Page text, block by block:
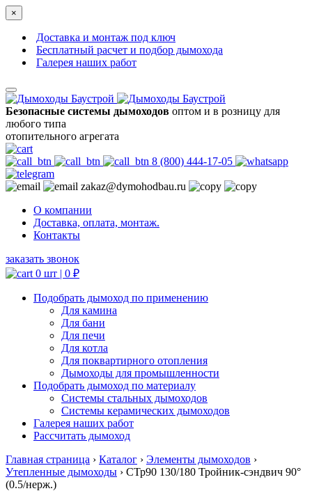
×
Доставка и монтаж под ключ
Бесплатный расчет и подбор дымохода
Галерея наших работ
Безопасные системы дымоходов оптом и в розницу для
любого типа
отопительного агрегата
8 (800) 444-17-05
zakaz@dymohodbau.ru
О компании
Доставка, оплата, монтаж.
Контакты
заказать звонок
0 шт | 0 ₽
Подобрать дымоход по применению
Для камина
Для бани
Для печи
Для котла
Для поквартирного отопления
Дымоходы для промышленности
Подобрать дымоход по материалу
Системы стальных дымоходов
Системы керамических дымоходов
Галерея наших работ
Рассчитать дымоход
Главная страница › Каталог › Элементы дымоходов ›
Утепленные дымоходы › СТр90 130/180 Тройник-сэндвич 90°
(0.5/нерж.)